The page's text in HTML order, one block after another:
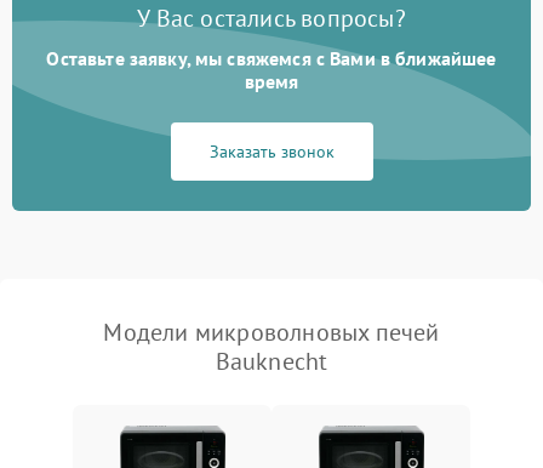
Проблемы с вентилятором 2000 ₽
Поломка системы
охлаждения
Подробнее →
Не работают сенсорные
Сломался трансформатор Подробнее →
У Вас остались вопросы?
Оставьте заявку, мы свяжемся с Вами в ближайшее
время
Заказать звонок
Модели микроволновых печей
Bauknecht